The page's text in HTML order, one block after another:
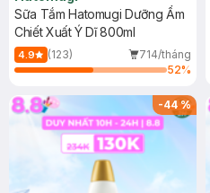
Sữa Tắm Hatomugi Dưỡng Ẩm
Chiết Xuất Ý Dĩ 800ml
4.9 (123)
714/tháng
52%
-44%